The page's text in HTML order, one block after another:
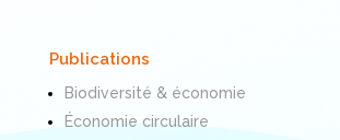
Publications
Biodiversité & économie
Économie circulaire